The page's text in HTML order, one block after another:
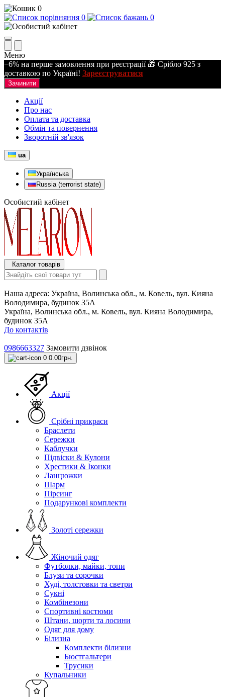
0
0
0
Меню
−6% на перше замовлення при реєстрації 🎁 Срібло 925 з
доставкою по Україні! Зареєструватися
Зачинити
Акції
Про нас
Оплата та доставка
Обмін та повернення
Зворотній зв'язок
ua
Українська
Russia (terrorist state)
Особистий кабінет
Каталог товарів
Наша адреса: Україна, Волинська обл., м. Ковель, вул. Кияна
Володимира, будинок 35А
Україна, Волинська обл., м. Ковель, вул. Кияна Володимира,
будинок 35А
До контактів
0986663327 Замовити дзвінок
0 0.00грн.
Акції
Срібні прикраси
Браслети
Сережки
Каблучки
Підвіски & Кулони
Хрестики & Іконки
Ланцюжки
Шарм
Пірсинг
Подарункові комплекти
Золоті сережки
Жіночий одяг
Футболки, майки, топи
Блузи та сорочки
Худі, толстовки та светри
Сукні
Комбінезони
Спортивні костюми
Штани, шорти та лосини
Одяг для дому
Білизна
Комплекти білизни
Бюстгальтери
Трусики
Купальники